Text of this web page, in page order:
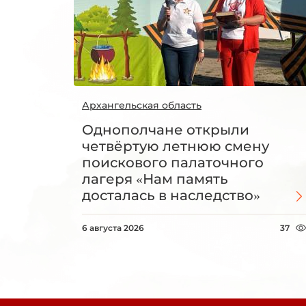
Архангельская область
Однополчане открыли
четвёртую летнюю смену
поискового палаточного
лагеря «Нам память
досталась в наследство»
6 августа 2026 37